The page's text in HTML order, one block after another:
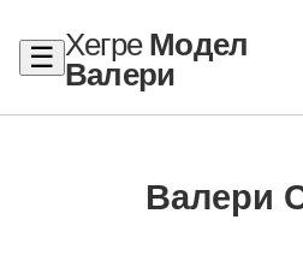
☰ ХегреМодел
Валери
Валери